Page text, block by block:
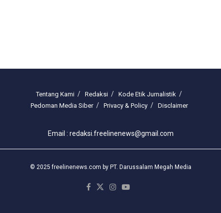
Tentang Kami Redaksi
Kode Etik Jurnalistik
Pedoman Media Siber
Privacy & Policy Disclaimer
Email : redaksi.freelinenews@gmail.com
© 2025 freelinenews.com by PT. Darussalam Megah Media